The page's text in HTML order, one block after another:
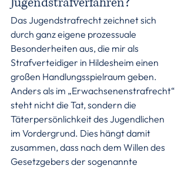
Das Jugendstrafrecht zeichnet sich
durch ganz eigene prozessuale
Besonderheiten aus, die mir als
Strafverteidiger in Hildesheim einen
großen Handlungsspielraum geben.
Anders als im „Erwachsenenstrafrecht“
steht nicht die Tat, sondern die
Täterpersönlichkeit des Jugendlichen
im Vordergrund. Dies hängt damit
zusammen, dass nach dem Willen des
Gesetzgebers der sogenannte